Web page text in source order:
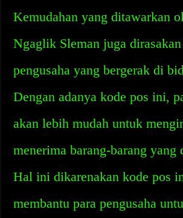
Kemudahan yang ditawarkan
Ngaglik Sleman juga
pengusaha yang bergerak di
Dengan adanya kode pos ini,
akan lebih mudah untuk
menerima barang-barang yang
Hal ini dikarenakan kode pos
membantu para pengusaha